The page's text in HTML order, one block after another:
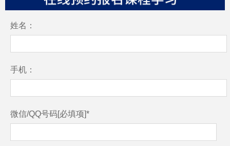
姓名：
手机：
微信/QQ号码[必填项]*